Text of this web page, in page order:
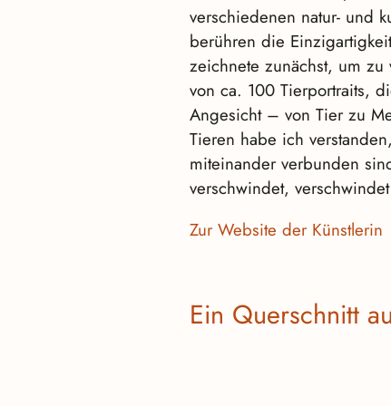
verschiedenen natur- und
berühren die
zeichnete zunächst, um
von ca. 100 Tierportraits,
Angesicht – von Tier zu
Tieren habe ich
miteinander verbunden
verschwindet,
Zur Website der Künstlerin
Ein Querschnitt